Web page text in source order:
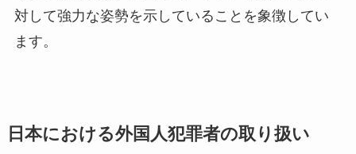
対して強力な姿勢を示していることを象徴してい
ます。
日本における外国人犯罪者の取り扱い